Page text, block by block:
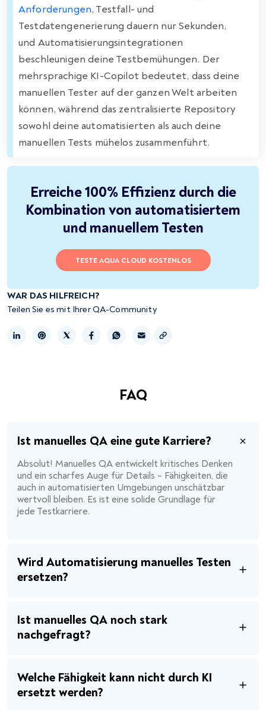
Anforderungen, Testfall- und
Testdatengenerierung dauern nur Sekunden,
und Automatisierungsintegrationen
beschleunigen deine Testbemühungen. Der
mehrsprachige KI-Copilot bedeutet, dass deine
manuellen Tester auf der ganzen Welt arbeiten
können, während das zentralisierte Repository
sowohl deine automatisierten als auch deine
manuellen Tests mühelos zusammenführt.
Erreiche 100% Effizienz durch die
Kombination von automatisiertem
und manuellem Testen
TESTE AQUA CLOUD KOSTENLOS
WAR DAS HILFREICH?
Teilen Sie es mit Ihrer QA-Community
FAQ
Ist manuelles QA eine gute Karriere?
Absolut! Manuelles QA entwickelt kritisches Denken
und ein scharfes Auge für Details – Fähigkeiten, die
auch in automatisierten Umgebungen unschätzbar
wertvoll bleiben. Es ist eine solide Grundlage für
jede Testkarriere.
Wird Automatisierung manuelles Testen
ersetzen?
Ist manuelles QA noch stark
nachgefragt?
Welche Fähigkeit kann nicht durch KI
ersetzt werden?